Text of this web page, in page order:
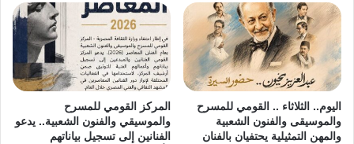
اليوم.. الثلاثاء .. القومي للمسرح
والموسيقى والفنون الشعبية
والمهن التمثيلية يحتفيان بالفنان
المركز القومي للمسرح
والموسيقي والفنون الشعبية.. يدعو
الفنانين إلى تسجيل بياناتهم